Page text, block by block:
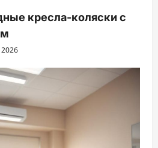
кресла-коляски с